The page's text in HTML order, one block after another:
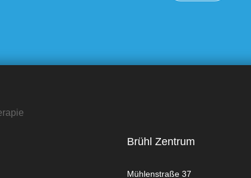
Brühl Zentrum
Mühlenstraße 37